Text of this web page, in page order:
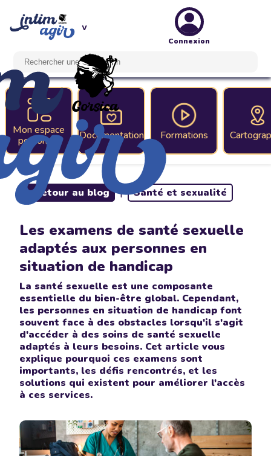
Connexion
Mon espace
personnel
Documentation Formations
< Retour au blog | Santé et sexualité
Les examens de santé sexuelle
adaptés aux personnes en
situation de handicap
La santé sexuelle est une composante
essentielle du bien-être global. Cependant,
les personnes en situation de handicap font
souvent face à des obstacles lorsqu'il s'agit
d'accéder à des soins de santé sexuelle
adaptés à leurs besoins. Cet article vous
explique pourquoi ces examens sont
importants, les défis rencontrés, et les
solutions qui existent pour améliorer l'accès
à ces services.